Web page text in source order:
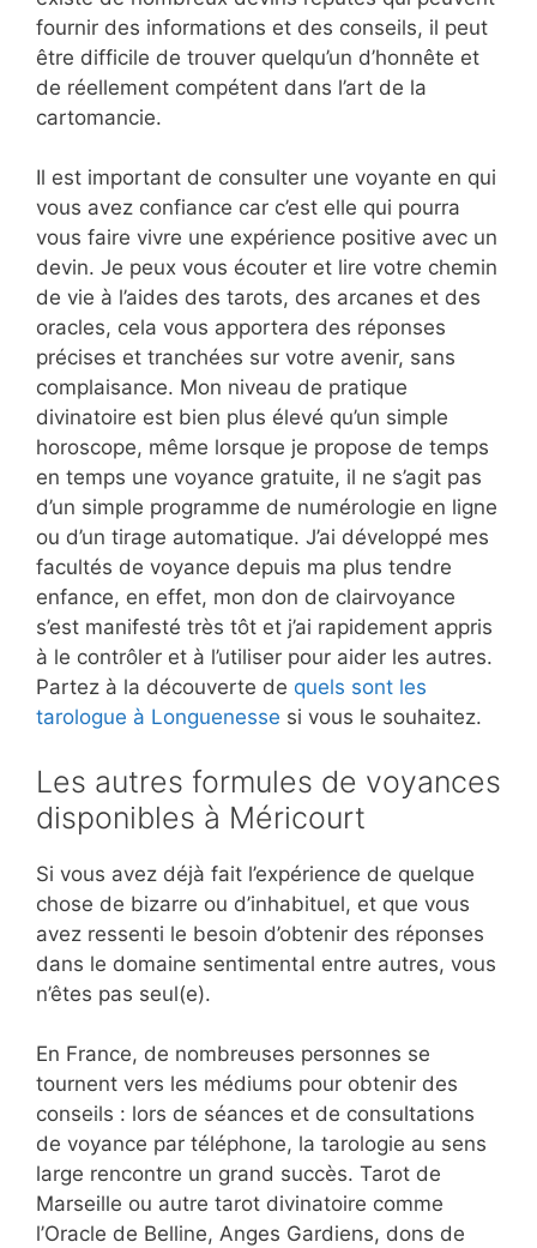
fournir des informations et des conseils, il peut
être difficile de trouver quelqu’un d’honnête et
de réellement compétent dans l’art de la
cartomancie.
Il est important de consulter une voyante en qui
vous avez confiance car c’est elle qui pourra
vous faire vivre une expérience positive avec un
devin. Je peux vous écouter et lire votre chemin
de vie à l’aides des tarots, des arcanes et des
oracles, cela vous apportera des réponses
précises et tranchées sur votre avenir, sans
complaisance. Mon niveau de pratique
divinatoire est bien plus élevé qu’un simple
horoscope, même lorsque je propose de temps
en temps une voyance gratuite, il ne s’agit pas
d’un simple programme de numérologie en ligne
ou d’un tirage automatique. J’ai développé mes
facultés de voyance depuis ma plus tendre
enfance, en effet, mon don de clairvoyance
s’est manifesté très tôt et j’ai rapidement appris
à le contrôler et à l’utiliser pour aider les autres.
Partez à la découverte de quels sont les
tarologue à Longuenesse si vous le souhaitez.
Les autres formules de voyances
disponibles à Méricourt
Si vous avez déjà fait l’expérience de quelque
chose de bizarre ou d’inhabituel, et que vous
avez ressenti le besoin d’obtenir des réponses
dans le domaine sentimental entre autres, vous
n’êtes pas seul(e).
En France, de nombreuses personnes se
tournent vers les médiums pour obtenir des
conseils : lors de séances et de consultations
de voyance par téléphone, la tarologie au sens
large rencontre un grand succès. Tarot de
Marseille ou autre tarot divinatoire comme
l’Oracle de Belline, Anges Gardiens, dons de